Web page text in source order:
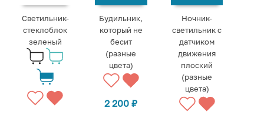
Светильник-
стеклоблок
зеленый
Будильник,
который не
бесит
(разные
цвета)
2 200₽
Ночник-
светильник с
датчиком
движения
плоский
(разные
цвета)